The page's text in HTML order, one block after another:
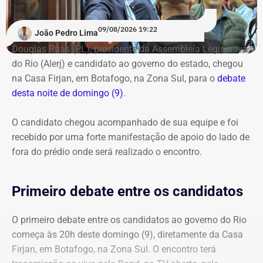
com o pré-debate desde às 19h.Acompanhe pelo link.
João Pedro Lima09/08/2026 19:22
Douglas Ruas (PL), presidente da Assembleia Legislativa
do Rio (Alerj) e candidato ao governo do estado, chegou
na Casa Firjan, em Botafogo, na Zona Sul, para o debate
desta noite de domingo (9).
O candidato chegou acompanhado de sua equipe e foi
recebido por uma forte manifestação de apoio do lado de
fora do prédio onde será realizado o encontro.
Primeiro debate entre os candidatos
O primeiro debate entre os candidatos ao governo do Rio
começa às 20h deste domingo (9), diretamente da Casa
Firjan, em Botafogo, na Zona Sul. O encontro terá